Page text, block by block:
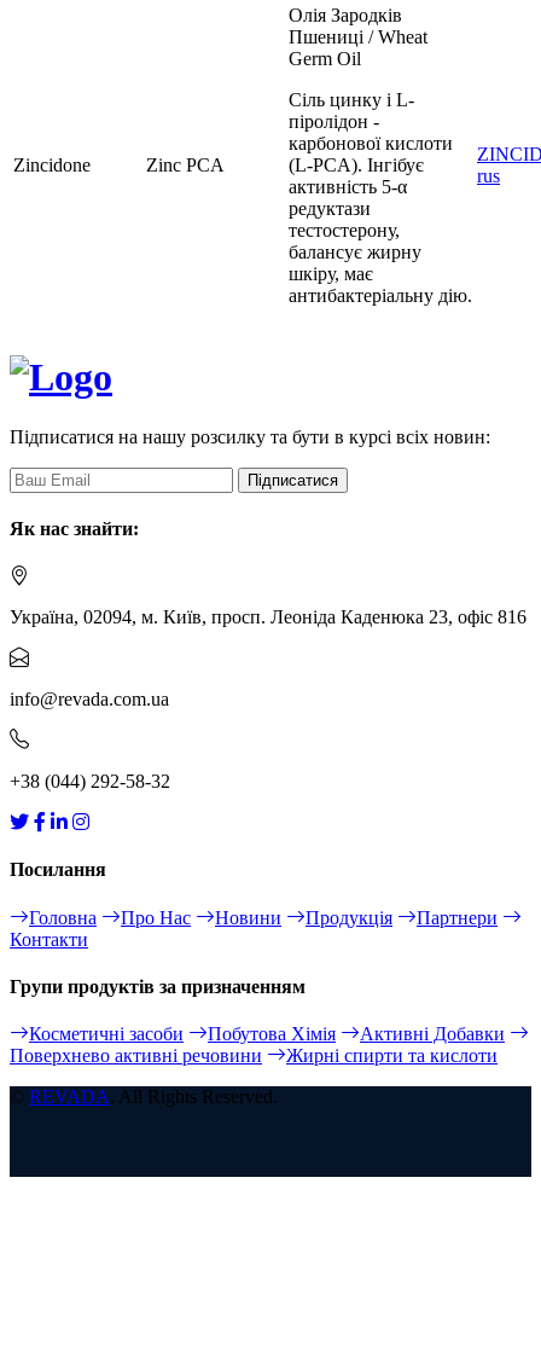
Zincidone Zinc PCA
Олія Зародків
Пшениці / Wheat
Germ Oil
Сіль цинку і L-
піролідон -
карбонової кислоти
(L-PCA). Інгібує
активність 5-α
редуктази
тестостерону,
балансує жирну
шкіру, має
антибактеріальну дію.
rus
Підписатися на нашу розсилку та бути в курсі всіх новин:
Підписатися
Як нас знайти:
Україна, 02094, м. Київ, просп. Леоніда Каденюка 23, офіс 816
info@revada.com.ua
+38 (044) 292-58-32
Посилання
Головна Про Нас Новини Продукція
Партнери
Контакти
Групи продуктів за призначенням
Косметичні засоби Побутова Хімія
Активні Добавки
Поверхнево активні речовини
Жирні спирти та кислоти
© REVADA. All Rights Reserved.